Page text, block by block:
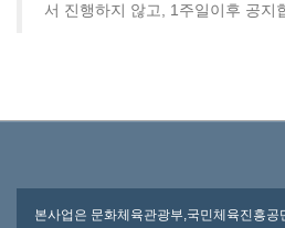
서 진행하지 않고, 1주일이후 공지
본사업은 문화체육관광부,국민체육진흥